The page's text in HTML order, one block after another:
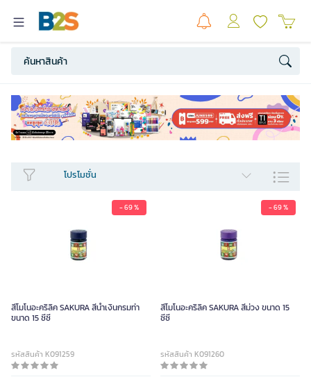
โปรโมชั่น
- 69 %
สีโมโนอะคริลิค SAKURA สีน้ำเงินกรมท่า
ขนาด 15 ซีซี
รหัสสินค้า K091259
- 69 %
สีโมโนอะคริลิค SAKURA สีม่วง ขนาด 15
ซีซี
รหัสสินค้า K091260